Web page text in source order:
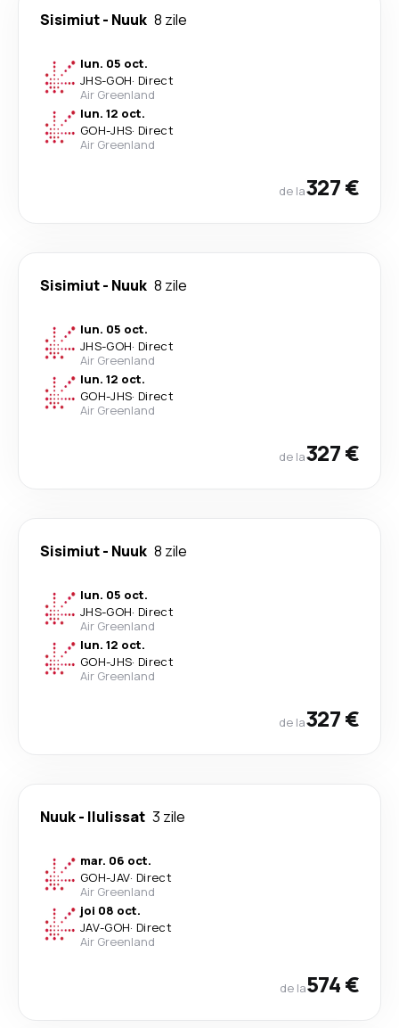
Sisimiut- Nuuk 8 zile
lun. 05 oct.
JHS-GOH· Direct
Air Greenland
lun. 12 oct.
GOH-JHS· Direct
Air Greenland
de la327 €
Sisimiut- Nuuk 8 zile
lun. 05 oct.
JHS-GOH· Direct
Air Greenland
lun. 12 oct.
GOH-JHS· Direct
Air Greenland
de la327 €
Sisimiut- Nuuk 8 zile
lun. 05 oct.
JHS-GOH· Direct
Air Greenland
lun. 12 oct.
GOH-JHS· Direct
Air Greenland
de la327 €
Nuuk- Ilulissat 3 zile
mar. 06 oct.
GOH-JAV· Direct
Air Greenland
joi 08 oct.
JAV-GOH· Direct
Air Greenland
de la574 €